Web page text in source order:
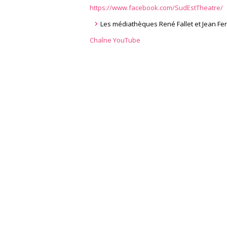
https://www.facebook.com/SudEstTheatre/
Les médiathèques René Fallet et Jean
Chaîne YouTube